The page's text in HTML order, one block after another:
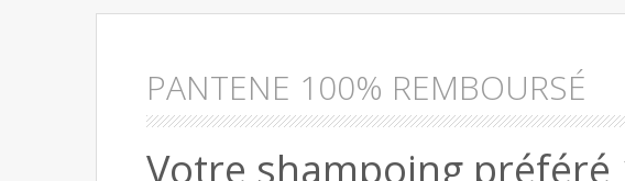
PANTENE 100% REMBOURSÉ
Votre shampoing préféré